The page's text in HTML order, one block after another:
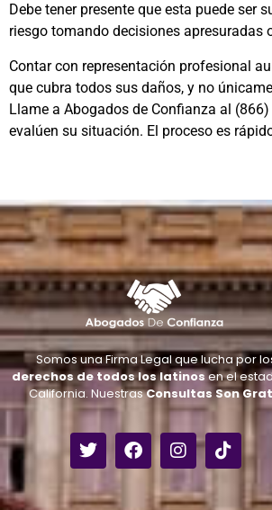
Debe tener presente que esta puede
riesgo tomando decisiones apresuradas
Contar con representación profesional
que cubra todos sus daños, y no
Llame a Abogados de Confianza al
evalúen su situación. El proceso es
Somos una Firma Legal que lucha por
derechos de todos los latinosen el
California. NuestrasConsultas Son